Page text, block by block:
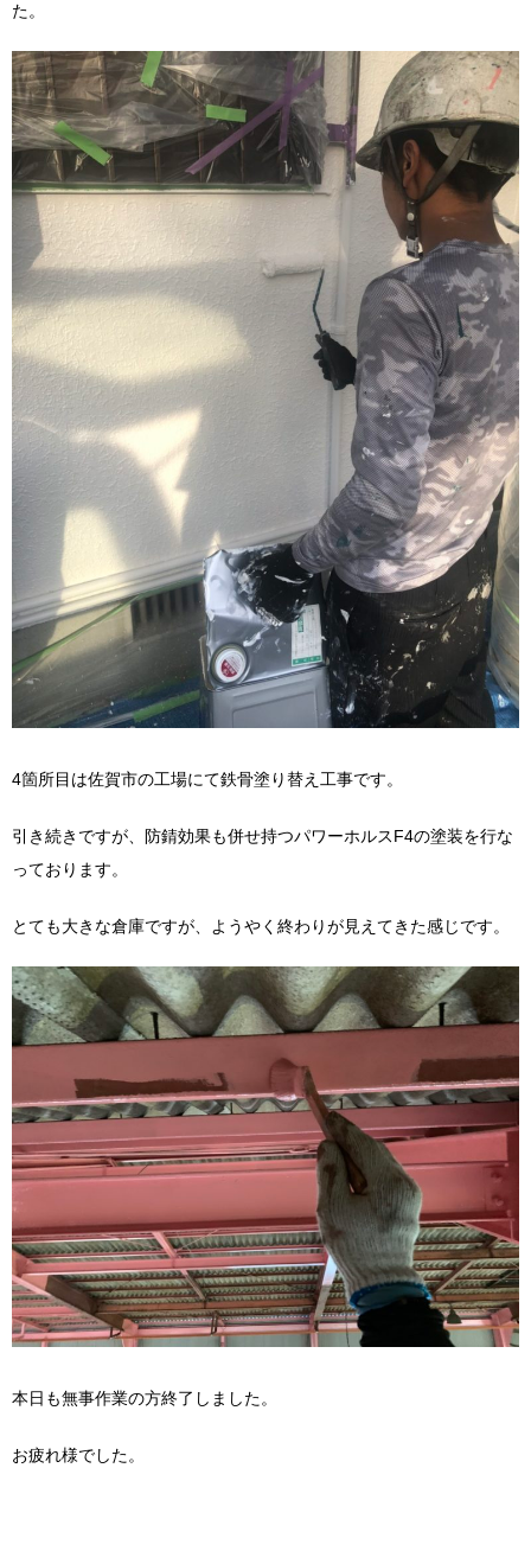
た。
4箇所目は佐賀市の工場にて鉄骨塗り替え工事です。
引き続きですが、防錆効果も併せ持つパワーホルスF4の塗装を行な
っております。
とても大きな倉庫ですが、ようやく終わりが見えてきた感じです。
本日も無事作業の方終了しました。
お疲れ様でした。